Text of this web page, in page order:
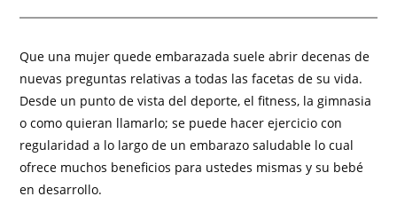
Que una mujer quede embarazada suele abrir decenas de
nuevas preguntas relativas a todas las facetas de su vida.
Desde un punto de vista del deporte, el fitness, la gimnasia
o como quieran llamarlo; se puede hacer ejercicio con
regularidad a lo largo de un embarazo saludable lo cual
ofrece muchos beneficios para ustedes mismas y su bebé
en desarrollo.